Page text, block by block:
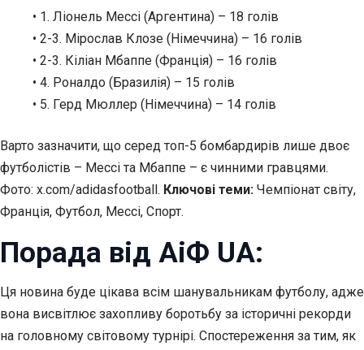
• 1. Ліонель Мессі (Аргентина) – 18 голів
• 2-3. Мірослав Клозе (Німеччина) – 16 голів
• 2-3. Кіліан Мбаппе (Франція) – 16 голів
• 4. Роналдо (Бразилія) – 15 голів
• 5. Герд Мюллер (Німеччина) – 14 голів
Варто зазначити, що серед топ-5 бомбардирів лише двоє
футболістів – Мессі та Мбаппе – є чинними гравцями.
Фото: x.com/adidasfootball. Ключові теми: Чемпіонат світу,
Франція, Футбол, Мессі, Спорт.
Порада від АіФ UA:
Ця новина буде цікава всім шанувальникам футболу, адже
вона висвітлює захопливу боротьбу за історичні рекорди
на головному світовому турнірі. Спостереження за тим, як